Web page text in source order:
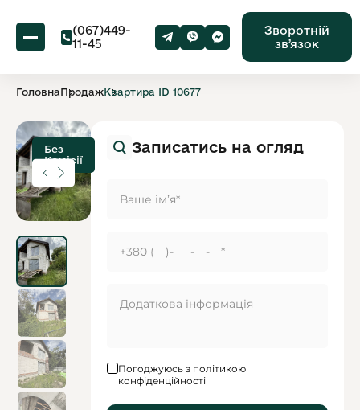
(067)449-
11-45
Зворотній
звʼязок
ГоловнаПродажКвартира ID 10677
Без
Комісії
Записатись на огляд
Погоджуюсь з політикою
конфіденційності